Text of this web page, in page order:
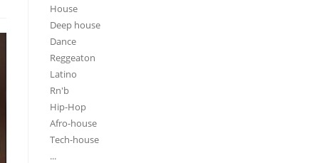
House
Deep house
Dance
Reggeaton
Latino
Rn'b
Hip-Hop
Afro-house
Tech-house
...